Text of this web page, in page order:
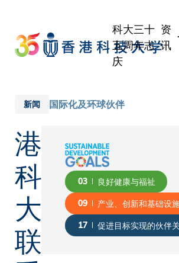
main
content
科大三十
五周年志
庆
资
讯
新闻 国际化及环球伙伴
港
科
大
联
03 良好健康与福祉
09 产业、创新和基础设
17 促进目标实现的伙伴